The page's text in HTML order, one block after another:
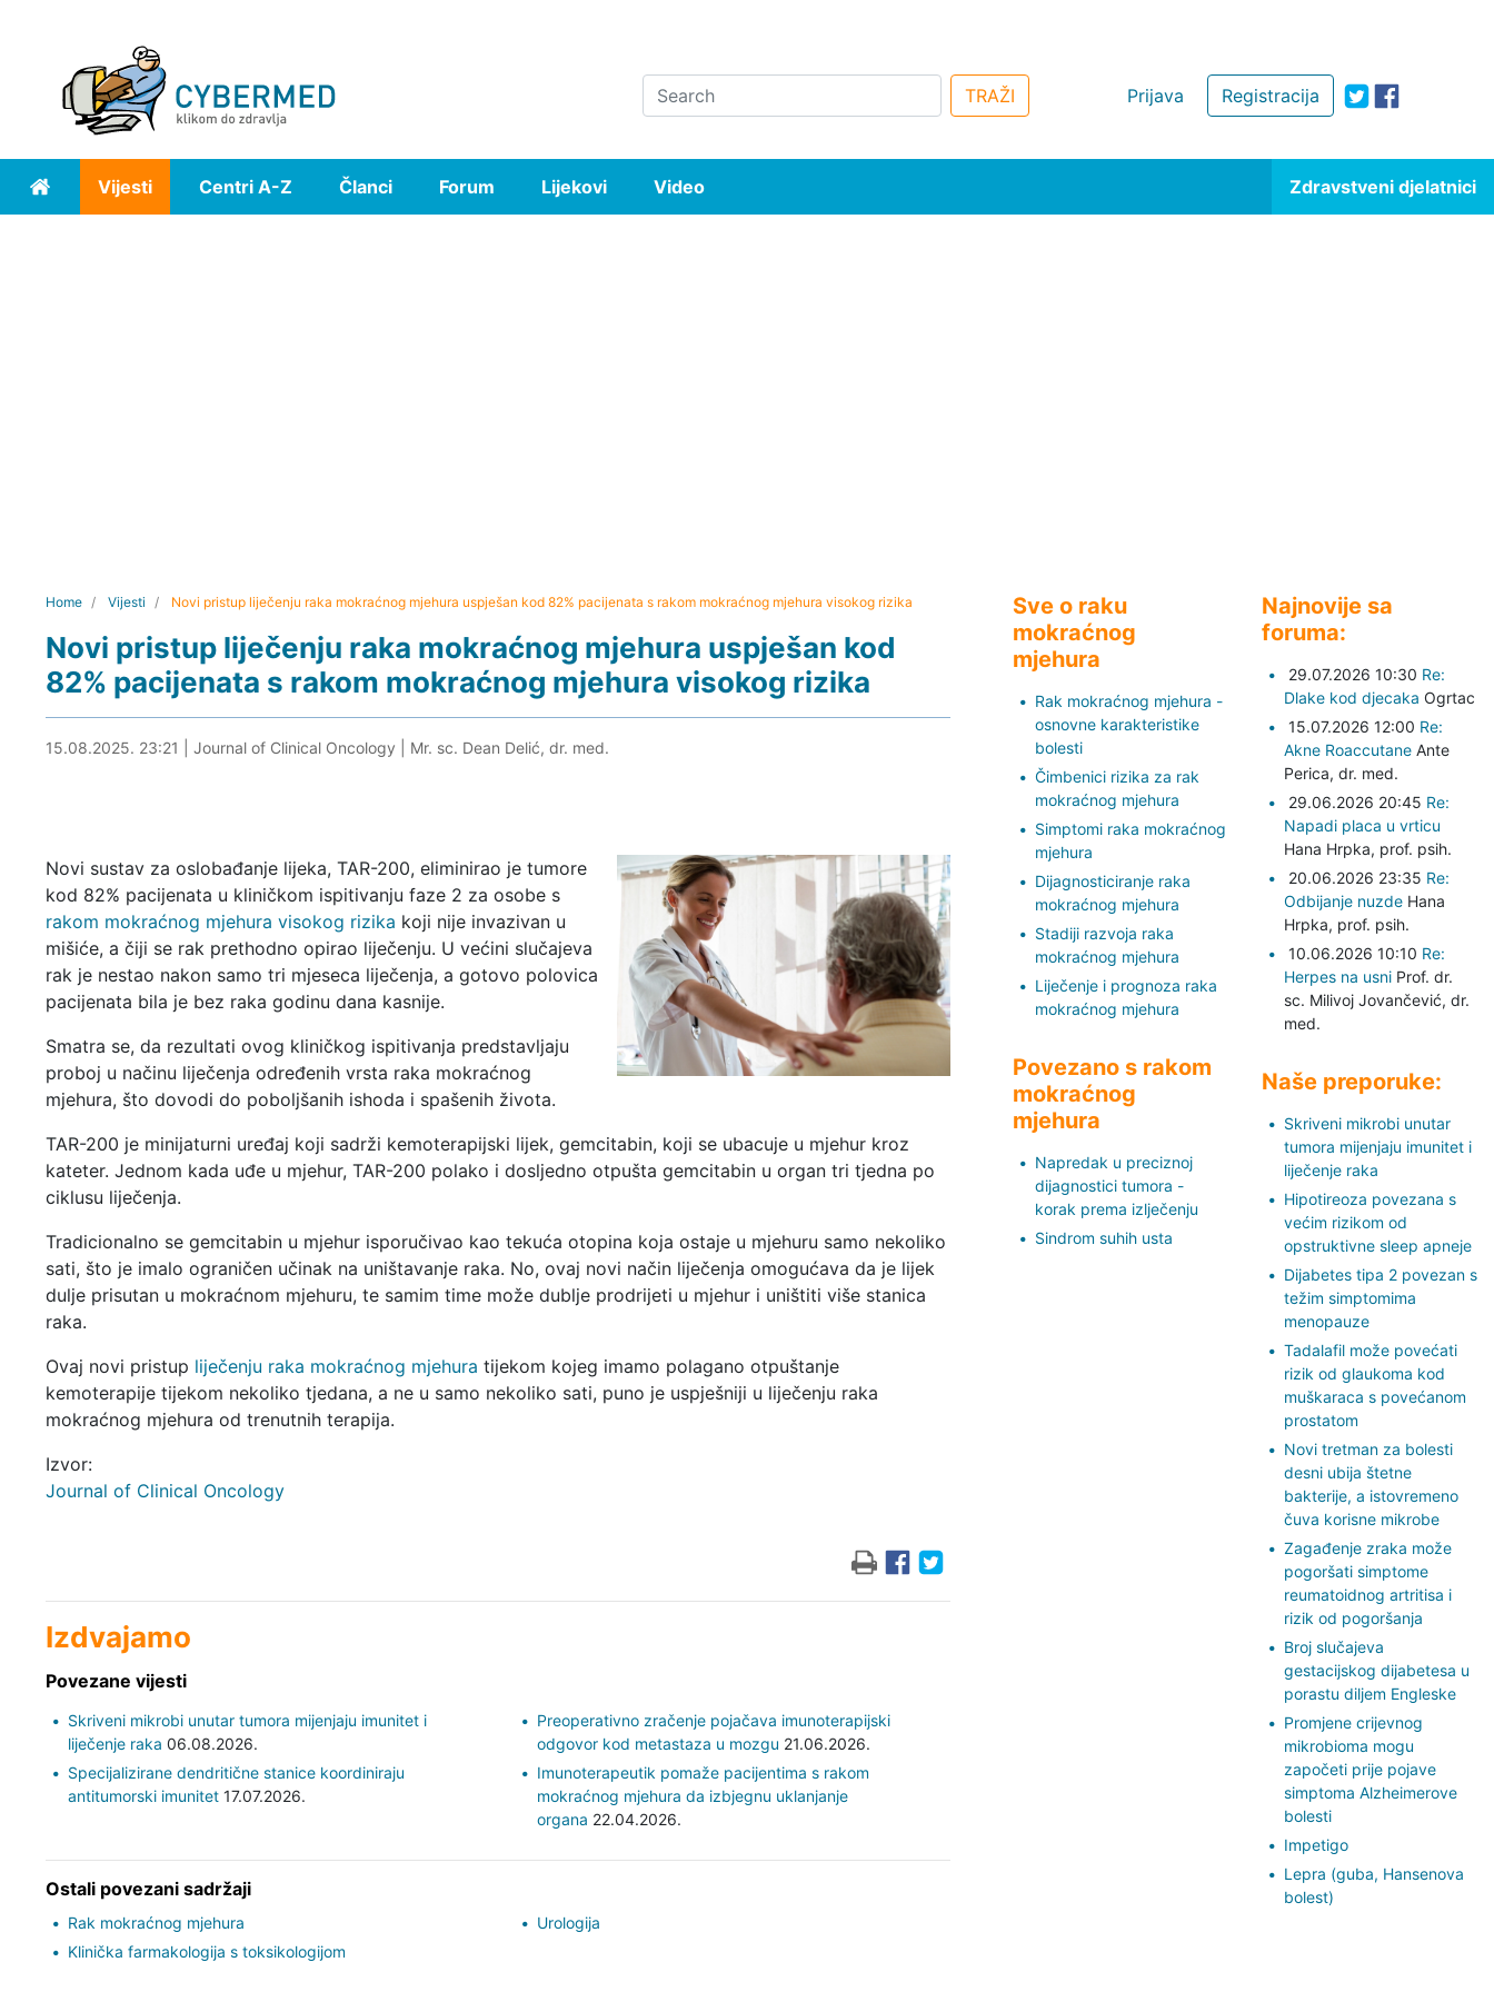
Registracija
Prijava
Search TRAŽI
Home Vijesti Centri A-Z Članci Forum Lijekovi Video Zdravstveni djelatnici
Home Vijesti Novi pristup liječenju raka mokraćnog mjehura uspješan kod 82% pacijenata s rakom mokraćnog mjehura visokog rizika
Novi pristup liječenju raka mokraćnog mjehura uspješan kod
82% pacijenata s rakom mokraćnog mjehura visokog rizika
15.08.2025. 23:38
15.08.2025. 23:21 Journal of Clinical Oncology Mr. sc. Dean Delić, dr. med.
Novi sustav za oslobađanje lijeka, TAR-200, eliminirao je tumore
kod 82% pacijenata u kliničkom ispitivanju faze 2 za osobe s
rakom mokraćnog mjehura visokog rizika koji nije invazivan u
mišiće, a čiji se rak prethodno opirao liječenju. U većini slučajeva
rak je nestao nakon samo tri mjeseca liječenja, a gotovo polovica
pacijenata bila je bez raka godinu dana kasnije.
Smatra se, da rezultati ovog kliničkog ispitivanja predstavljaju
proboj u načinu liječenja određenih vrsta raka mokraćnog
mjehura, što dovodi do poboljšanih ishoda i spašenih života.
TAR-200 je minijaturni uređaj koji sadrži kemoterapijski lijek, gemcitabin, koji se ubacuje u mjehur kroz
kateter. Jednom kada uđe u mjehur, TAR-200 polako i dosljedno otpušta gemcitabin u organ tri tjedna po
ciklusu liječenja.
Tradicionalno se gemcitabin u mjehur isporučivao kao tekuća otopina koja ostaje u mjehuru samo nekoliko
sati, što je imalo ograničen učinak na uništavanje raka. No, ovaj novi način liječenja omogućava da je lijek
dulje prisutan u mokraćnom mjehuru, te samim time može dublje prodrijeti u mjehur i uništiti više stanica
raka.
Ovaj novi pristup liječenju raka mokraćnog mjehura tijekom kojeg imamo polagano otpuštanje
kemoterapije tijekom nekoliko tjedana, a ne u samo nekoliko sati, puno je uspješniji u liječenju raka
mokraćnog mjehura od trenutnih terapija.
Izvor:
Journal of Clinical Oncology
Izdvajamo
Povezane vijesti
Skriveni mikrobi unutar tumora mijenjaju imunitet i
liječenje raka 06.08.2026.
Specijalizirane dendritične stanice koordiniraju
antitumorski imunitet17.07.2026.
Preoperativno zračenje pojačava imunoterapijski
odgovor kod metastaza u mozgu 21.06.2026.
Imunoterapeutik pomaže pacijentima s rakom
mokraćnog mjehura da izbjegnu uklanjanje
organa 22.04.2026.
Ostali povezani sadržaji
Rak mokraćnog mjehura
Klinička farmakologija s toksikologijom
Urologija
Sve o raku
mokraćnog
mjehura
Rak mokraćnog mjehura -
osnovne karakteristike
bolesti
Čimbenici rizika za rak
mokraćnog mjehura
Simptomi raka mokraćnog
mjehura
Dijagnosticiranje raka
mokraćnog mjehura
Stadiji razvoja raka
mokraćnog mjehura
Liječenje i prognoza raka
mokraćnog mjehura
Povezano s rakom
mokraćnog
mjehura
Napredak u preciznoj
dijagnostici tumora -
korak prema izlječenju
Sindrom suhih usta
Najnovije sa
foruma:
29.07.2026 10:30 Re:
Dlake kod djecaka Ogrtac
15.07.2026 12:00 Re:
Akne Roaccutane Ante
Perica, dr. med.
29.06.2026 20:45 Re:
Napadi placa u vrticu
Hana Hrpka, prof. psih.
20.06.2026 23:35 Re:
Odbijanje nuzde Hana
Hrpka, prof. psih.
10.06.2026 10:10 Re:
Herpes na usni Prof. dr.
sc. Milivoj Jovančević, dr.
med.
Naše preporuke:
Skriveni mikrobi unutar
tumora mijenjaju imunitet i
liječenje raka
Hipotireoza povezana s
većim rizikom od
opstruktivne sleep apneje
Dijabetes tipa 2 povezan s
težim simptomima
menopauze
Tadalafil može povećati
rizik od glaukoma kod
muškaraca s povećanom
prostatom
Novi tretman za bolesti
desni ubija štetne
bakterije, a istovremeno
čuva korisne mikrobe
Zagađenje zraka može
pogoršati simptome
reumatoidnog artritisa i
rizik od pogoršanja
Broj slučajeva
gestacijskog dijabetesa u
porastu diljem Engleske
Promjene crijevnog
mikrobioma mogu
započeti prije pojave
simptoma Alzheimerove
bolesti
Impetigo
Lepra (guba, Hansenova
bolest)